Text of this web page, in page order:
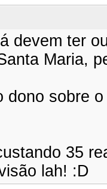
devem ter
Maria,
dono sobre
35
lah! :D